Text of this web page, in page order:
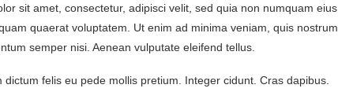
sit amet, consectetur, adipisci velit, sed quia non numquam eius
quaerat voluptatem. Ut enim ad minima veniam, quis nostrum
semper nisi. Aenean vulputate eleifend tellus.
felis eu pede mollis pretium. Integer cidunt. Cras dapibus.